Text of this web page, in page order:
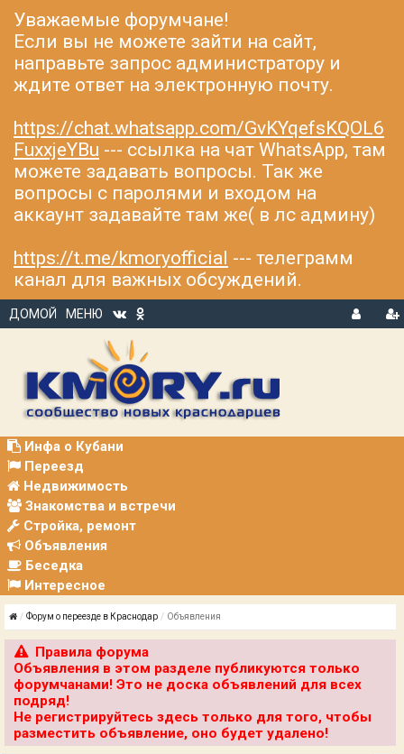
Уважаемые форумчане!
Если вы не можете зайти на сайт,
направьте запрос администратору и
ждите ответ на электронную почту.
https://chat.whatsapp.com/GvKYqefsKQOL6
FuxxjeYBu --- ссылка на чат WhatsApp, там
можете задавать вопросы. Так же
вопросы с паролями и входом на
аккаунт задавайте там же( в лс админу)
https://t.me/kmoryofficial --- телеграмм
канал для важных обсуждений.
ДОМОЙ
МЕНЮ
В
Р
Инфа о Кубани
Переезд
Недвижимость
Знакомства и встречи
Стройка, ремонт
Объявления
Беседка
Интересное
Форум о переезде в Краснодар Объявления
Правила форума
Объявления в этом разделе публикуются только
форумчанами! Это не доска объявлений для всех
подряд!
Не регистрируйтесь здесь только для того, чтобы
разместить объявление, оно будет удалено!